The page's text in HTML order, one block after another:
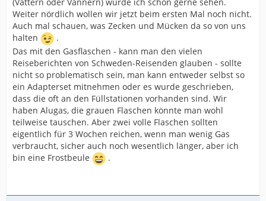
Weiter nördlich wollen wir jetzt beim ersten Mal noch nicht.
Auch mal schauen, was Zecken und Mücken da so von uns
halten
.
Das mit den Gasflaschen - kann man den vielen
Reiseberichten von Schweden-Reisenden glauben - sollte
nicht so problematisch sein, man kann entweder selbst so
ein Adapterset mitnehmen oder es wurde geschrieben,
dass die oft an den Füllstationen vorhanden sind. Wir
haben Alugas, die grauen Flaschen könnte man wohl
teilweise tauschen. Aber zwei volle Flaschen sollten
eigentlich für 3 Wochen reichen, wenn man wenig Gas
verbraucht, sicher auch noch wesentlich länger, aber ich
bin eine Frostbeule
.